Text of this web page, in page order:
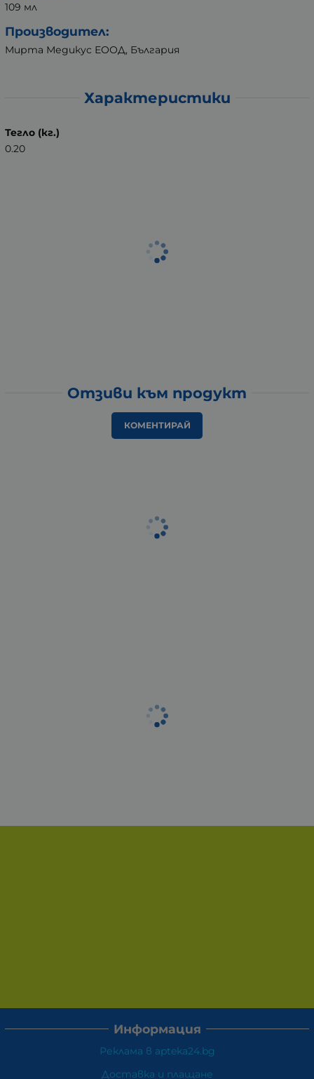
109 мл
Производител:
Мирта Медикус ЕООД, България
Характеристики
Тегло (кг.)
0.20
Отзиви към продукт
КОМЕНТИРАЙ
Информация
Реклама в apteka24.bg
Доставка и плащане